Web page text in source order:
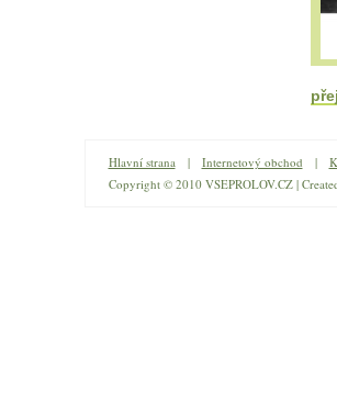
Hlavní strana | Internetový obchod |
Copyright © 2010 VSEPROLOV.CZ |